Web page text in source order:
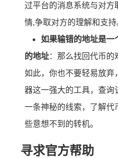
过平台的消息系统与对方
情,争取对方的理解和支持
如果输错的地址是一
的地址：那么找回代币
如此，你也不要轻易放弃
器这一强大的工具，查询
一条神秘的线索，了解代
些意想不到的转机。
寻求官方帮助